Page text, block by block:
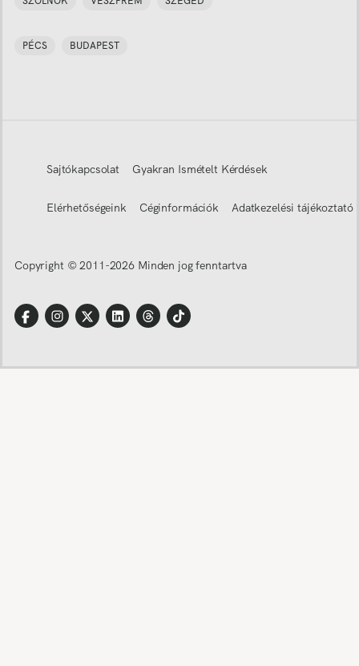
PÉCS BUDAPEST
Sajtókapcsolat Gyakran Ismételt Kérdések
Elérhetőségeink Céginformációk Adatkezelési tájékoztató
Copyright © 2011-2026 Minden jog fenntartva